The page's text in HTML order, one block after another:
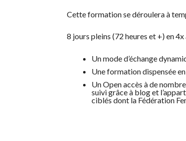
Cette formation se déroulera à
8 jours pleins (72 heures et +) en
Un mode d’échange
Une formation dispensée
Un Open accès à de
suivi grâce à blog et
ciblés dont la Fédération